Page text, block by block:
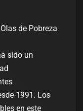
de Pobreza
sido un
1991. Los
en este